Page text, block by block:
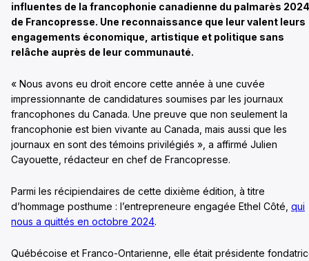
influentes de la francophonie canadienne du palmarès 2024
de Francopresse. Une reconnaissance que leur valent leurs
engagements économique, artistique et politique sans
relâche auprès de leur communauté.
« Nous avons eu droit encore cette année à une cuvée
impressionnante de candidatures soumises par les journaux
francophones du Canada. Une preuve que non seulement la
francophonie est bien vivante au Canada, mais aussi que les
journaux en sont des témoins privilégiés », a affirmé Julien
Cayouette, rédacteur en chef de Francopresse.
Parmi les récipiendaires de cette dixième édition, à titre
d’hommage posthume : l’entrepreneure engagée Ethel Côté, qui
nous a quittés en octobre 2024.
Québécoise et Franco-Ontarienne, elle était présidente